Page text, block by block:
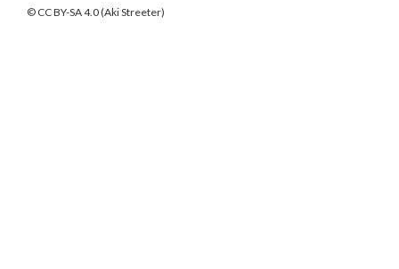
© CC BY-SA 4.0 (Aki Streeter)